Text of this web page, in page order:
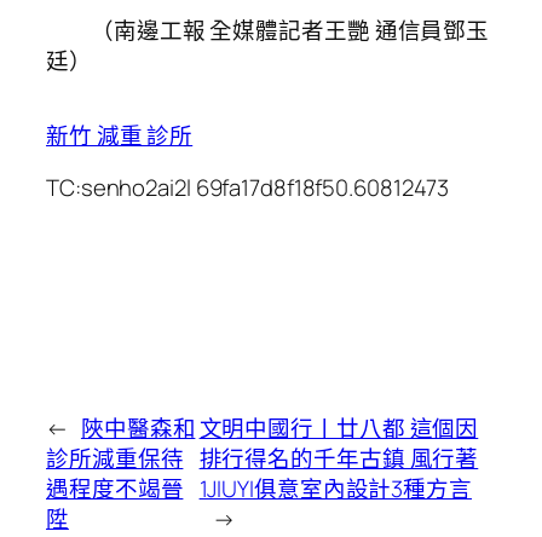
（南邊工報全媒體記者王艷 通信員鄧玉
廷）
新竹 減重 診所
TC:senho2ai2l 69fa17d8f18f50.60812473
← 陜中醫森和
診所減重保待
遇程度不竭晉
陞
文明中國行丨廿八都 這個因
排行得名的千年古鎮 風行著
1JIUYI俱意室內設計3種方言
→